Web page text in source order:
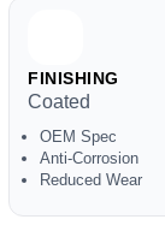
FINISHING
Coated
OEM Spec
Anti-Corrosion
Reduced Wear